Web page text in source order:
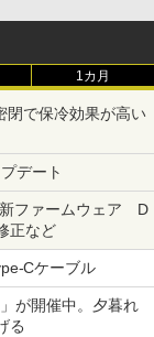
1カ月
閉で保冷効果が高い
プデート
新ファームウェア D
正など
Cケーブル
が開催中。夕暮れ
る